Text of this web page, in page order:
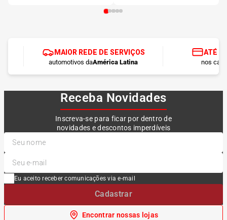
MAIOR REDE DE SERVIÇOS
automotivos daAmérica Latina
ATÉ
nos
Receba Novidades
Inscreva-se para ficar por dentro de
novidades e descontos imperdíveis
Eu aceito receber comunicações via e-mail
Cadastrar
Encontrar nossas lojas